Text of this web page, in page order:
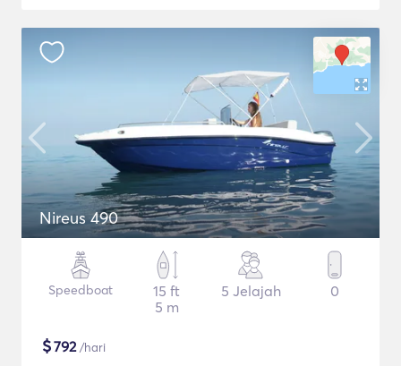
Nireus 490
Speedboat
15 ft
5 m
5 Jelajah 0
$792/hari